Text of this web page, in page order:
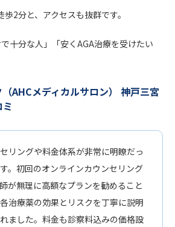
2分と、アクセスも抜群です。
で十分な人」「安くAGA治療を受けたい
AHCメディカルサロン） 神戸三宮
リングや料金体系が非常に明瞭だっ
。初回のオンラインカウンセリング
が無理に高額なプランを勧めること
治療薬の効果とリスクを丁寧に説明
ました。料金も診察料込みの価格設